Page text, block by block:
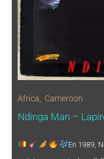
Africa Cameroon
Ndinga Man –
En 1989,